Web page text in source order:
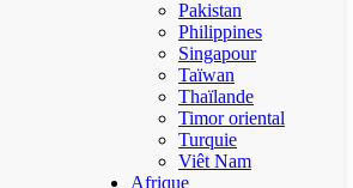
Pakistan
Philippines
Singapour
Taïwan
Thaïlande
Timor oriental
Turquie
Viêt Nam
Afrique